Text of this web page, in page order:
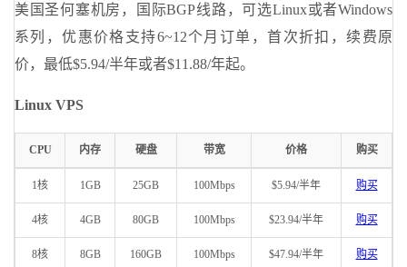
美国圣何塞机房，国际BGP线路，可选Linux或者Windows
系列，优惠价格支持6~12个月订单，首次折扣，续费原
价，最低$5.94/半年或者$11.88/年起。
Linux VPS
CPU 内存 硬盘 带宽 价格 购买
1核 1GB 25GB 100Mbps $5.94/半年 购买
4核 4GB 80GB 100Mbps $23.94/半年 购买
8核 8GB 160GB 100Mbps $47.94/半年 购买